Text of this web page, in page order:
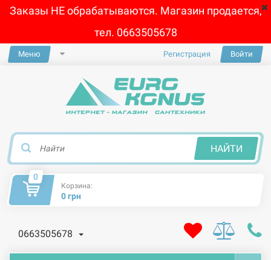
Заказы НЕ обрабатываются. Магазин продается,
тел. 0663505678
Меню Регистрация Войти
НАЙТИ
0
Корзина:
0 грн
0663505678